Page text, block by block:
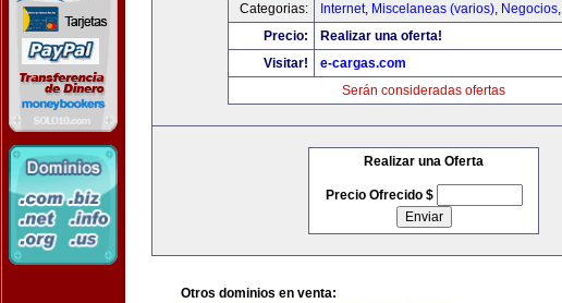
Categorias:
Internet, Miscelaneas (varios), Negocios,
Precio:
Realizar una oferta!
Visitar!
e-cargas.com
Serán consideradas ofertas
Realizar una Oferta
Precio Ofrecido $
Otros dominios en venta: